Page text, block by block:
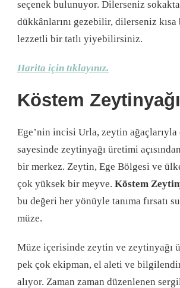
seçenek bulunuyor. Dilerseniz
dükkânlarını gezebilir, dilerseniz
lezzetli bir tatlı yiyebilirsiniz.
Harita için tıklayınız.
Köstem
Ege’nin incisi Urla, zeytin
sayesinde zeytinyağı üretimi
bir merkez. Zeytin, Ege Bölgesi ve
çok yüksek bir meyve. Köstem
bu değeri her yönüyle tanıma fırsatı
müze.
Müze içerisinde zeytin ve zeytinyağı
pek çok ekipman, el aleti ve
alıyor. Zaman zaman düzenlenen